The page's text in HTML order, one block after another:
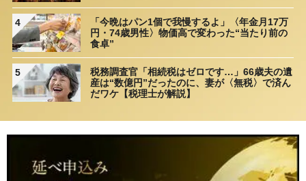
4
「今晩はパン1個で我慢するよ」〈年金月17万
円・74歳男性〉物価高で変わった“当たり前の
食卓”
5
税務調査官「相続税はゼロです…」66歳夫の遺
産は“数億円”だったのに、妻が〈無税〉で済ん
だワケ【税理士が解説】